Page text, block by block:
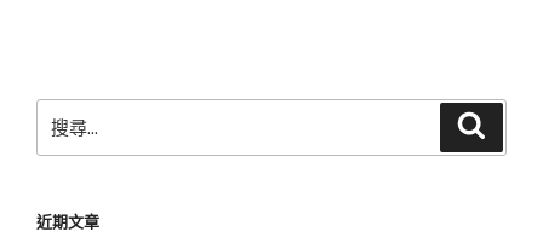
尋
字:
近期文章